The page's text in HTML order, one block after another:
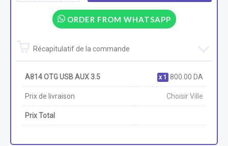
ORDER FROM WHATSAPP
Récapitulatif de la commande
A814 OTG USB AUX 3.5 1 800.00 DA
Prix de livraison Choisir Ville
Prix Total